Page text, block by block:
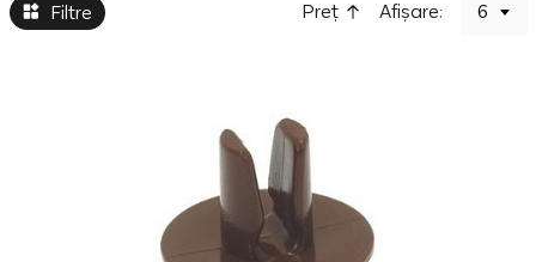
Filtre Preţ Afișare: 6